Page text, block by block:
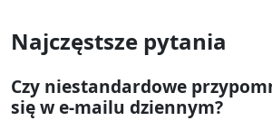
Najczęstsze pytania
Czy niestandardowe
się w e-mailu dziennym?